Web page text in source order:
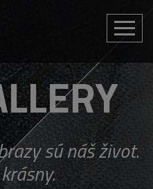
Toggle
sú náš život.